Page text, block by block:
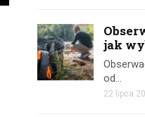
jak
od…
22 lipca